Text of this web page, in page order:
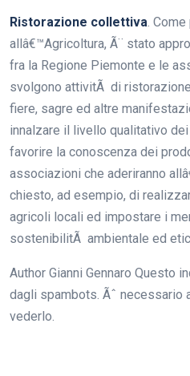
Ristorazione collettiva.
allâ€™Agricoltura, Ã¨ stato
fra la Regione Piemonte e le
svolgono attivitÃ di
fiere, sagre ed altre
innalzare il livello qualitativo
favorire la conoscenza dei
associazioni che aderiranno
chiesto, ad esempio, di
agricoli locali ed impostare i
sostenibilitÃ ambientale ed
Author Gianni Gennaro Questo
dagli spambots. Ãˆ necessario
vederlo.